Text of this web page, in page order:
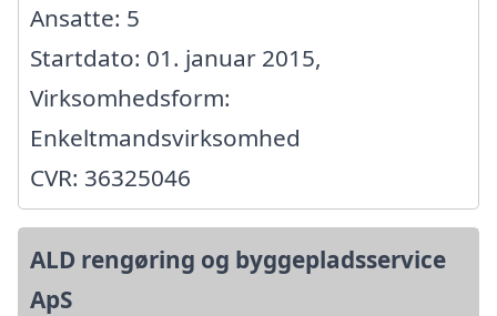
Ansatte: 5
Startdato: 01. januar 2015,
Virksomhedsform:
Enkeltmandsvirksomhed
CVR: 36325046
ALD rengøring og byggepladsservice
ApS